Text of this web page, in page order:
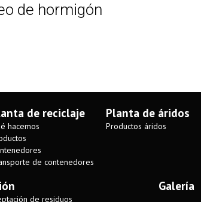
de hormigón
de reciclaje
hacemos
de contenedores
Planta de áridos
Productos áridos
de residuos
Galería